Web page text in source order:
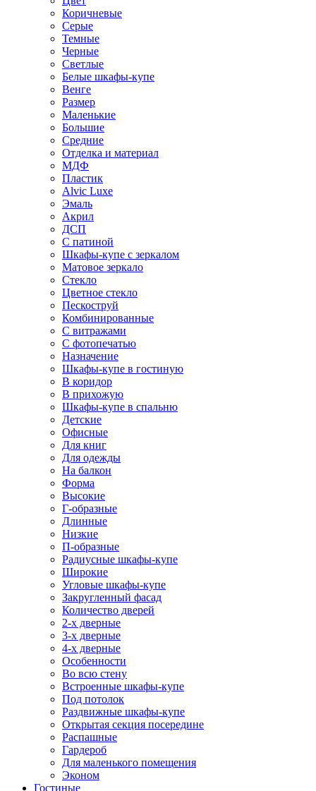
Коричневые
Серые
Темные
Черные
Светлые
Белые шкафы-купе
Венге
Размер
Маленькие
Большие
Средние
Отделка и материал
МДФ
Пластик
Alvic Luxe
Эмаль
Акрил
ДСП
С патиной
Шкафы-купе с зеркалом
Матовое зеркало
Стекло
Цветное стекло
Пескоструй
Комбинированные
С витражами
С фотопечатью
Назначение
Шкафы-купе в гостиную
В коридор
В прихожую
Шкафы-купе в спальню
Детские
Офисные
Для книг
Для одежды
На балкон
Форма
Высокие
Г-образные
Длинные
Низкие
П-образные
Радиусные шкафы-купе
Широкие
Угловые шкафы-купе
Закругленный фасад
Количество дверей
2-х дверные
3-х дверные
4-х дверные
Особенности
Во всю стену
Встроенные шкафы-купе
Под потолок
Раздвижные шкафы-купе
Открытая секция посередине
Распашные
Гардероб
Для маленького помещения
Эконом
Гостиные